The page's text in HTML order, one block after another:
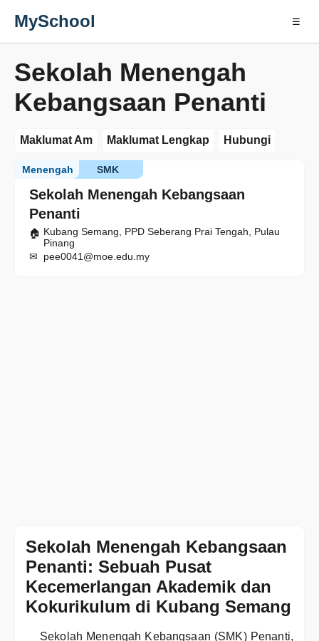
MySchool ☰
Sekolah Menengah
Kebangsaan Penanti
Maklumat Am Maklumat Lengkap Hubungi
Sekolah Menengah Kebangsaan
Penanti
SMK
Menengah
Kubang Semang, PPD Seberang Prai Tengah, Pulau
Pinang
pee0041@moe.edu.my
Sekolah Menengah Kebangsaan
Penanti: Sebuah Pusat
Kecemerlangan Akademik dan
Kokurikulum di Kubang Semang
Sekolah Menengah Kebangsaan (SMK) Penanti,